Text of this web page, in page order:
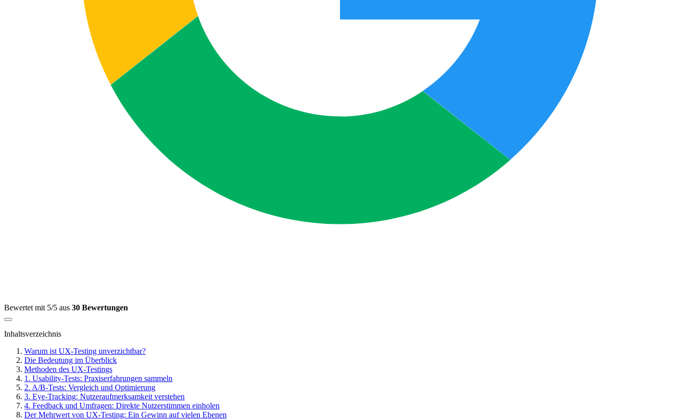
Bewertet mit 5/5 aus 30 Bewertungen
Inhaltsverzeichnis
Warum ist UX-Testing unverzichtbar?
Die Bedeutung im Überblick
Methoden des UX-Testings
1. Usability-Tests: Praxiserfahrungen sammeln
2. A/B-Tests: Vergleich und Optimierung
3. Eye-Tracking: Nutzeraufmerksamkeit verstehen
4. Feedback und Umfragen: Direkte Nutzerstimmen einholen
Der Mehrwert von UX-Testing: Ein Gewinn auf vielen Ebenen